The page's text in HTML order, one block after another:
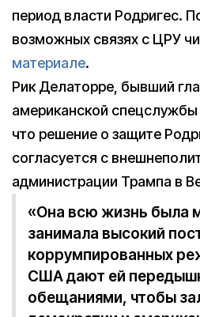
период власти Родригес.
возможных связях с ЦРУ
материале.
Рик Делаторре, бывший
американской спецслужбы
что решение о защите
согласуется с
администрации Трампа в
«Она всю жизнь была
занимала высокий
коррумпированных
США дают ей
обещаниями, чтобы